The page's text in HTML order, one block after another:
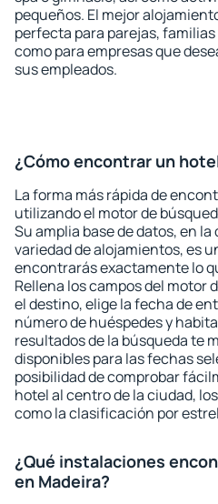
pequeños. El mejor
perfecta para parejas,
como para empresas que
sus empleados.
¿Cómo encontrar un
La forma más rápida de
utilizando el motor de
Su amplia base de datos, en
variedad de alojamientos, es
encontrarás exactamente lo
Rellena los campos del motor
el destino, elige la fecha de
número de huéspedes y
resultados de la búsqueda te
disponibles para las fechas
posibilidad de comprobar
hotel al centro de la ciudad,
como la clasificación por
¿Qué instalaciones
en Madeira?